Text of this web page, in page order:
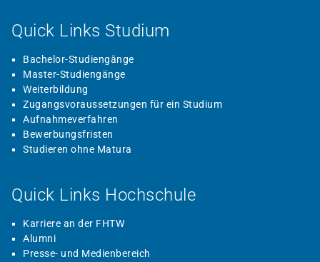
Quick Links Studium
Bachelor-Studiengänge
Master-Studiengänge
Weiterbildung
Zugangsvoraussetzungen für ein Studium
Aufnahmeverfahren
Bewerbungsfristen
Studieren ohne Matura
Quick Links Hochschule
Karriere an der FHTW
Alumni
Presse- und Medienbereich